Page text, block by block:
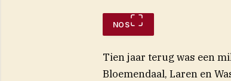
NOS
Tien jaar terug was een
Bloemendaal, Laren en